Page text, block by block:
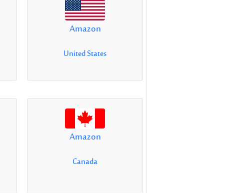
Amazon
United States
Amazon
Canada